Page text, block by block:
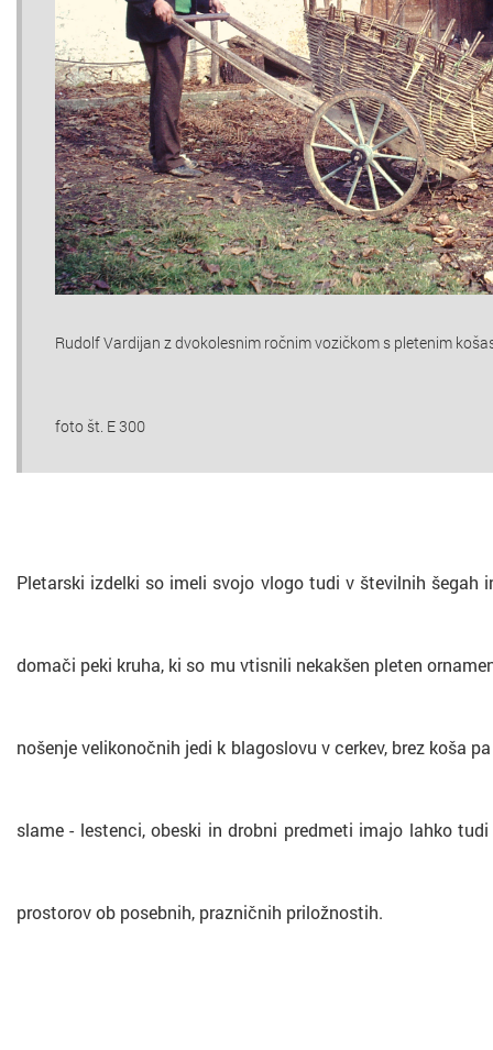
Rudolf Vardijan z dvokolesnim ročnim vozičkom s pletenim
foto št. E 300
Pletarski izdelki so imeli svojo vlogo tudi v številnih šegah
domači peki kruha, ki so mu vtisnili nekakšen pleten
nošenje velikonočnih jedi k blagoslovu v cerkev, brez koša
slame - lestenci, obeski in drobni predmeti imajo lahko
prostorov ob posebnih, prazničnih priložnostih.